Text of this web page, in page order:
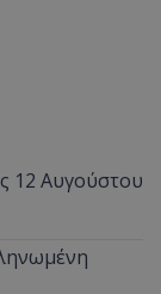
12 Αυγούστου